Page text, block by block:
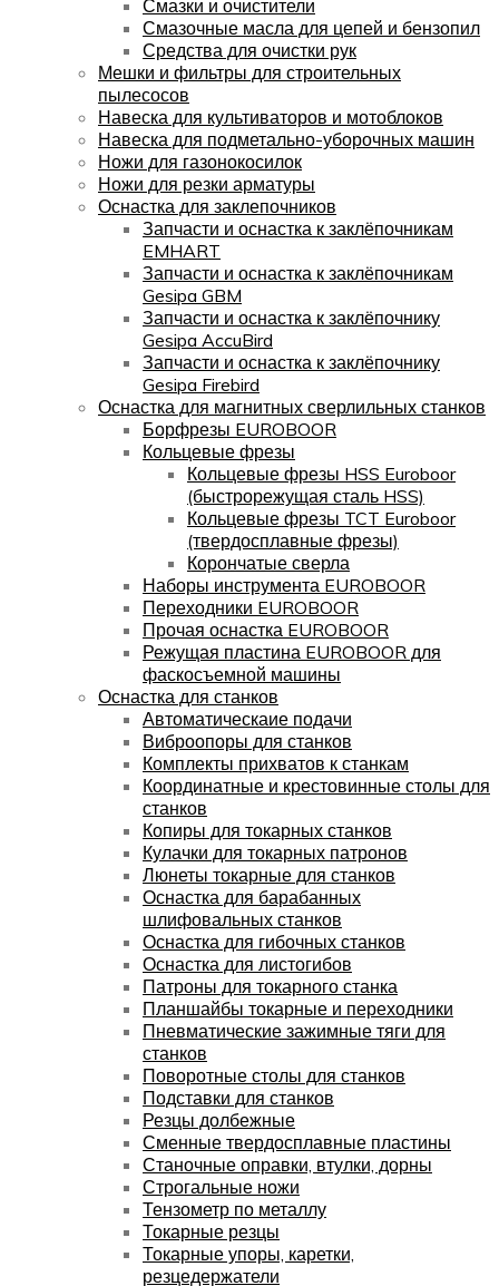
Смазки и очистители
Смазочные масла для цепей и бензопил
Средства для очистки рук
Мешки и фильтры для строительных
пылесосов
Навеска для культиваторов и мотоблоков
Навеска для подметально-уборочных машин
Ножи для газонокосилок
Ножи для резки арматуры
Оснастка для заклепочников
Запчасти и оснастка к заклёпочникам
EMHART
Запчасти и оснастка к заклёпочникам
Gesipa GBM
Запчасти и оснастка к заклёпочнику
Gesipa AccuBird
Запчасти и оснастка к заклёпочнику
Gesipa Firebird
Оснастка для магнитных сверлильных станков
Борфрезы EUROBOOR
Кольцевые фрезы
Кольцевые фрезы HSS Euroboor
(быстрорежущая сталь HSS)
Кольцевые фрезы TCT Euroboor
(твердосплавные фрезы)
Корончатые сверла
Наборы инструмента EUROBOOR
Переходники EUROBOOR
Прочая оснастка EUROBOOR
Режущая пластина EUROBOOR для
фаскосъемной машины
Оснастка для станков
Автоматическаие подачи
Виброопоры для станков
Комплекты прихватов к станкам
Координатные и крестовинные столы для
станков
Копиры для токарных станков
Кулачки для токарных патронов
Люнеты токарные для станков
Оснастка для барабанных
шлифовальных станков
Оснастка для гибочных станков
Оснастка для листогибов
Патроны для токарного станка
Планшайбы токарные и переходники
Пневматические зажимные тяги для
станков
Поворотные столы для станков
Подставки для станков
Резцы долбежные
Сменные твердосплавные пластины
Станочные оправки, втулки, дорны
Строгальные ножи
Тензометр по металлу
Токарные резцы
Токарные упоры, каретки,
резцедержатели